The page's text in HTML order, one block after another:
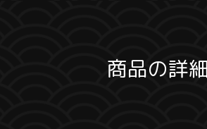
商品の詳細